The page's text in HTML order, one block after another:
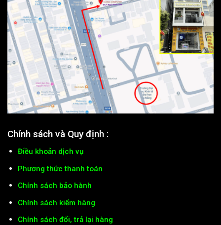
Chính sách và Quy định :
Điều khoản dịch vụ
Phương thức thanh toán
Chính sách bảo hành
Chính sách kiểm hàng
Chính sách đổi, trả lại hàng